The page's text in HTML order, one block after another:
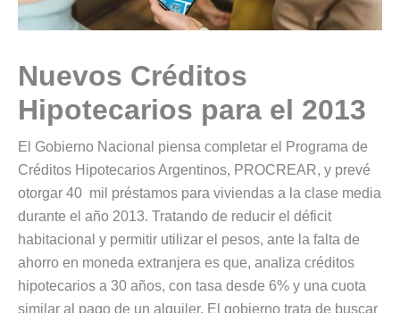
Nuevos Créditos
Hipotecarios para el 2013
El Gobierno Nacional piensa completar el Programa de
Créditos Hipotecarios Argentinos, PROCREAR, y prevé
otorgar 40 mil préstamos para viviendas a la clase media
durante el año 2013. Tratando de reducir el déficit
habitacional y permitir utilizar el pesos, ante la falta de
ahorro en moneda extranjera es que, analiza créditos
hipotecarios a 30 años, con tasa desde 6% y una cuota
similar al pago de un alquiler. El gobierno trata de buscar